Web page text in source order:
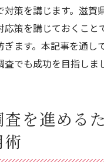
対策を講じます。滋賀
応策を講じておくこと
ぎます。本記事を通し
でも成功を目指しま
を進める